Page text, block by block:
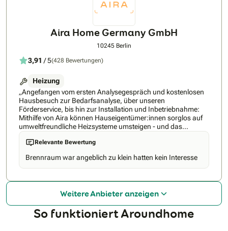
über 32 Ländern. Zum Produktportfolio zählen u.a. Flächen-
Speicherheizungen, Designheizungen, Badheizkörper,
unserer Produkte erfolgt an unseren Standorten
Hartmannsdorf und Burgstädt. Videos zur Firma und den
Aira Home Germany GmbH
10245 Berlin
3,91 / 5(428 Bewertungen)
Heizung
„Angefangen vom ersten Analysegespräch und kostenlosen
Hausbesuch zur Bedarfsanalyse, über unseren
Förderservice, bis hin zur Installation und Inbetriebnahme:
Mithilfe von Aira können Hauseigentümer:innen sorglos auf
umweltfreundliche Heizsysteme umsteigen - und das
Innerhalb von nur wenigen Wochen nach
Auftragsbestätigung. Mit dem Aira All-Inclusive-Plan erhältst
du eine 15-jährige Komfort-Garantie (inkl. Produkt- und
Leistungsgarantie), die Aira App mit der von überall und
jederzeit die Wärmepumpe gesteuert werden kann (Aira
Design, welche dein Haus aufwertet. Du kannst die Kosten
sinnvoll auf monatliche Raten verteilen, wenn gewünscht.
Aira Kund:innen können sich also von Tag 1 entspannt
Relevante Bewertung
Brennraum war angeblich zu klein hatten kein Interesse
Weitere Anbieter anzeigen
So funktioniert Aroundhome